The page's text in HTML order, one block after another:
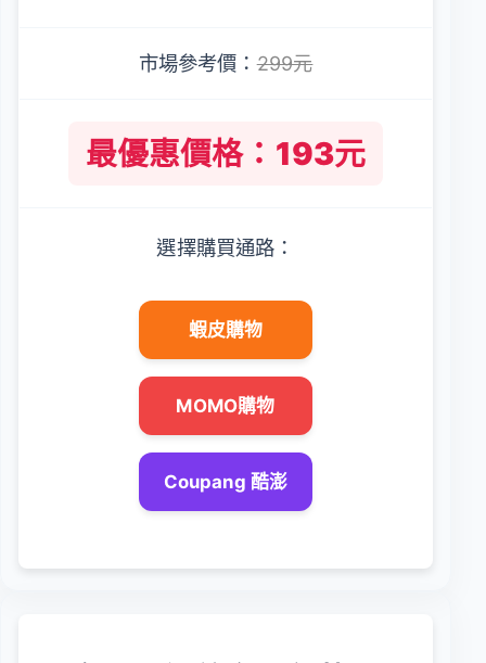
市場參考價：299元
最優惠價格：193元
選擇購買通路：
蝦皮購物
MOMO購物
Coupang 酷澎